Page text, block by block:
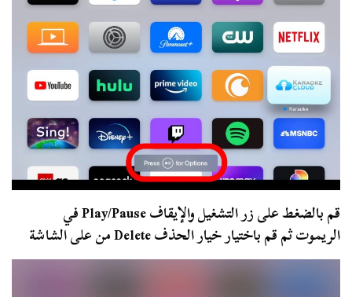
قم بالضغط على زر التشغيل والإيقاف Play/Pause في
الريموت ثم قم باختيار خيار الحذف Delete من على الشاشة